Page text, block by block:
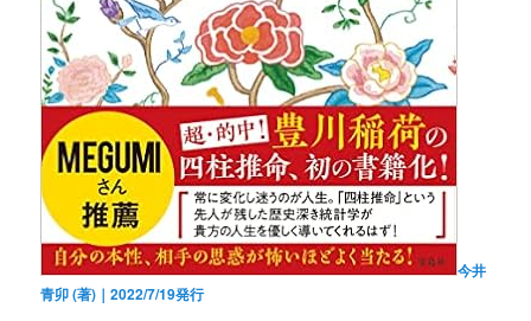
今井
青卯 (著)｜2022/7/19発行